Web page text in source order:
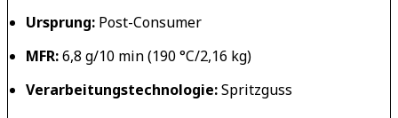
Ursprung: Post-Consumer
MFR:6,8 g/10 min (190 °C/2,16 kg)
Verarbeitungstechnologie:Spritzguss